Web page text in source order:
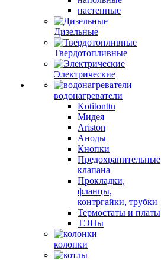
настенные
Дизельные
Твердотопливные
Электрические
водонагреватели
Kotitonttu
Мидея
Ariston
Аноды
Кнопки
Предохранительные
клапана
Прокладки,
фланцы,
контргайки, трубки
Термостаты и платы
ТЭНы
колонки